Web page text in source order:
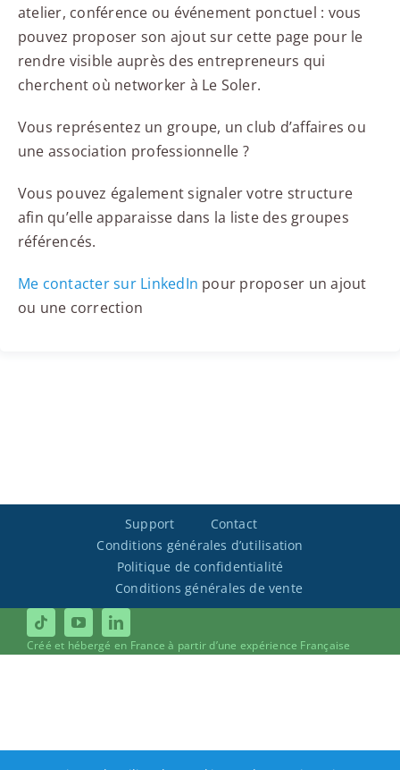
atelier, conférence ou événement ponctuel : vous
pouvez proposer son ajout sur cette page pour le
rendre visible auprès des entrepreneurs qui
cherchent où networker à Le Soler.
Vous représentez un groupe, un club d’affaires ou
une association professionnelle ?
Vous pouvez également signaler votre structure
afin qu’elle apparaisse dans la liste des groupes
référencés.
Me contacter sur LinkedIn pour proposer un ajout
ou une correction
Support
Contact
Conditions générales d’utilisation
Politique de confidentialité
Conditions générales de vente
Créé et hébergé en France à partir d’une expérience Française